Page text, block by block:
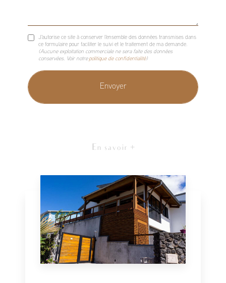
J'autorise ce site à conserver l'ensemble des données transmises dans
ce formulaire pour faciliter le suivi et le traitement de ma demande.
(Aucune exploitation commerciale ne sera faite des données
conservées. Voir notre politique de confidentialité)
En savoir +